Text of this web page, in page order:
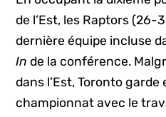
de l’Est, les Raptors
dernière équipe incluse
In de la conférence.
dans l’Est, Toronto garde
championnat avec le